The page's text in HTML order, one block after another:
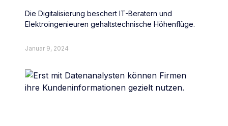
Die Digitalisierung beschert IT-Beratern und
Elektroingenieuren gehaltstechnische Höhenflüge.
Januar 9, 2024